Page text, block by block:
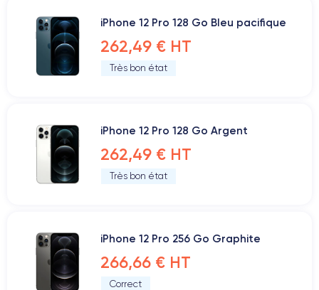
iPhone 12 Pro 128 Go Bleu pacifique
262,49 € HT
Très bon état
iPhone 12 Pro 128 Go Argent
262,49 € HT
Très bon état
iPhone 12 Pro 256 Go Graphite
266,66 € HT
Correct